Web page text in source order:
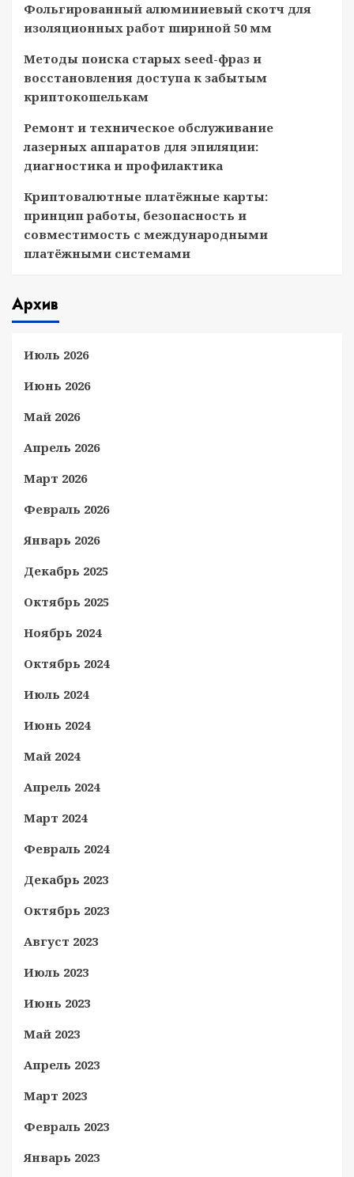
Фольгированный алюминиевый скотч для
изоляционных работ шириной 50 мм
Методы поиска старых seed-фраз и
восстановления доступа к забытым
криптокошелькам
Ремонт и техническое обслуживание
лазерных аппаратов для эпиляции:
диагностика и профилактика
Криптовалютные платёжные карты:
принцип работы, безопасность и
совместимость с международными
платёжными системами
Архив
Июль 2026
Июнь 2026
Май 2026
Апрель 2026
Март 2026
Февраль 2026
Январь 2026
Декабрь 2025
Октябрь 2025
Ноябрь 2024
Октябрь 2024
Июль 2024
Июнь 2024
Май 2024
Апрель 2024
Март 2024
Февраль 2024
Декабрь 2023
Октябрь 2023
Август 2023
Июль 2023
Июнь 2023
Май 2023
Апрель 2023
Март 2023
Февраль 2023
Январь 2023